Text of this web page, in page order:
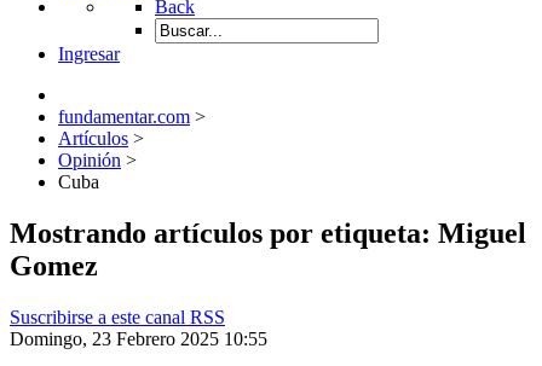
Back
Ingresar
fundamentar.com >
Artículos >
Opinión >
Cuba
Mostrando artículos por etiqueta: Miguel
Gomez
Suscribirse a este canal RSS
Domingo, 23 Febrero 2025 10:55